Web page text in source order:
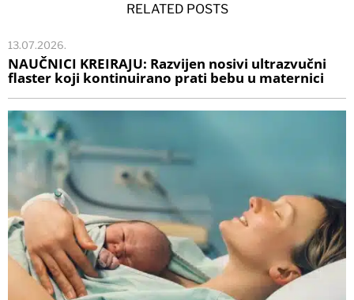
RELATED POSTS
13.07.2026.
NAUČNICI KREIRAJU: Razvijen nosivi ultrazvučni
flaster koji kontinuirano prati bebu u maternici